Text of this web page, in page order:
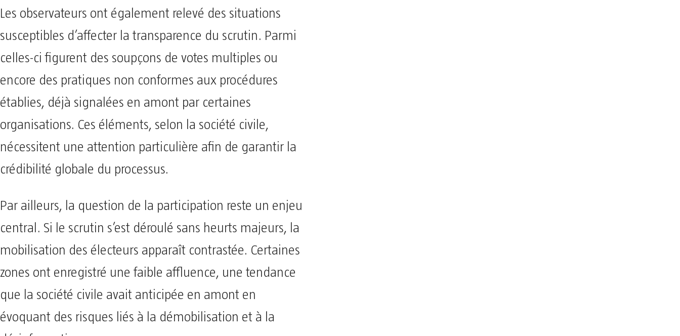
Les observateurs ont également relevé des situations
susceptibles d’affecter la transparence du scrutin. Parmi
celles-ci figurent des soupçons de votes multiples ou
encore des pratiques non conformes aux procédures
établies, déjà signalées en amont par certaines
organisations. Ces éléments, selon la société civile,
nécessitent une attention particulière afin de garantir la
crédibilité globale du processus.
Par ailleurs, la question de la participation reste un enjeu
central. Si le scrutin s’est déroulé sans heurts majeurs, la
mobilisation des électeurs apparaît contrastée. Certaines
zones ont enregistré une faible affluence, une tendance
que la société civile avait anticipée en amont en
évoquant des risques liés à la démobilisation et à la